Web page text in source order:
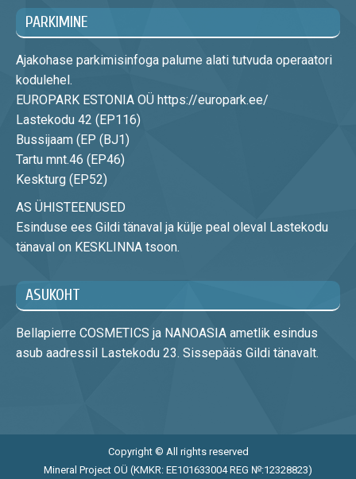
PARKIMINE
Ajakohase parkimisinfoga palume alati tutvuda operaatori
kodulehel.
EUROPARK ESTONIA OÜ https://europark.ee/
Lastekodu 42 (EP116)
Bussijaam (EP (BJ1)
Tartu mnt.46 (EP46)
Keskturg (EP52)
AS ÜHISTEENUSED
Esinduse ees Gildi tänaval ja külje peal oleval Lastekodu
tänaval on KESKLINNA tsoon.
ASUKOHT
Bellapierre COSMETICS ja NANOASIA ametlik esindus
asub aadressil Lastekodu 23. Sissepääs Gildi tänavalt.
Copyright © All rights reserved
Mineral Project OÜ (KMKR: EE101633004 REG №:12328823)